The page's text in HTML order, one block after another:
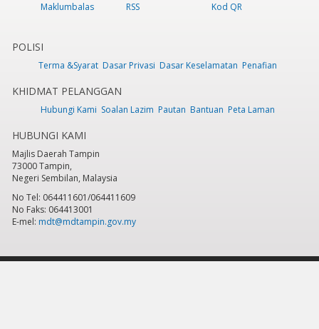
Maklumbalas
RSS Kod QR
POLISI
Terma &Syarat Dasar Privasi Dasar Keselamatan Penafian
KHIDMAT PELANGGAN
Hubungi Kami Soalan Lazim Pautan Bantuan Peta Laman
HUBUNGI KAMI
Majlis Daerah Tampin
73000 Tampin,
Negeri Sembilan, Malaysia
No Tel: 064411601/064411609
No Faks: 064413001
E-mel: mdt@mdtampin.gov.my